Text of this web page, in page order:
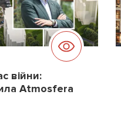
війни:
Atmosfera